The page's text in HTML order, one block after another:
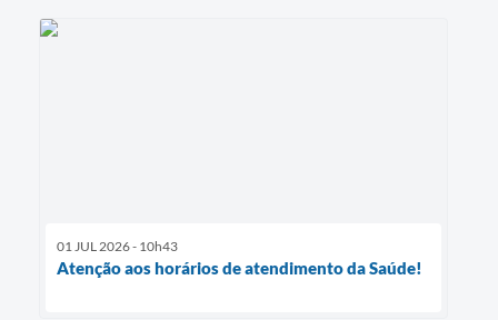
01 JUL 2026 - 10h43
Atenção aos horários de atendimento da Saúde!